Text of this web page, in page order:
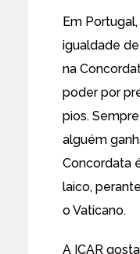
Em
igualdade
na
poder por
pios.
alguém
Concordata
laico,
o Vaticano.
A ICAR